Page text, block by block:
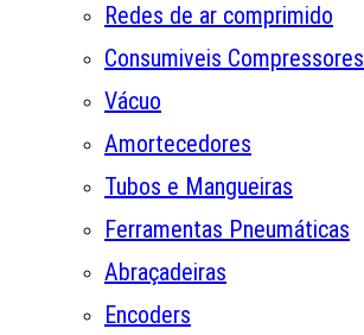
Redes de ar comprimido
Consumiveis Compressores
Vácuo
Amortecedores
Tubos e Mangueiras
Ferramentas Pneumáticas
Abraçadeiras
Encoders